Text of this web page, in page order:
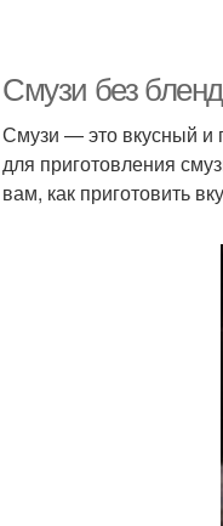
Смузи без
Смузи — это вкусный и
для приготовления
вам, как приготовить